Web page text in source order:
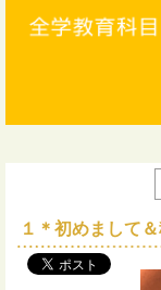
１＊初めまして